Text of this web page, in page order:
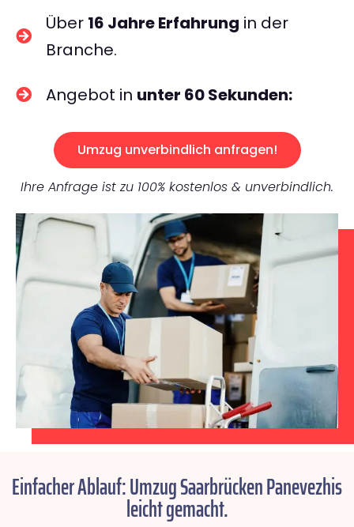
Über 16 Jahre Erfahrung in der
Branche.
Angebot in unter 60 Sekunden:
Umzug unverbindlich anfragen!
Ihre Anfrage ist zu 100% kostenlos & unverbindlich.
Einfacher Ablauf: Umzug Saarbrücken Panevezhis
leicht gemacht.